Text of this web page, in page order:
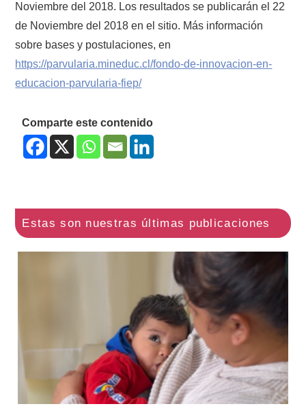
Noviembre del 2018. Los resultados se publicarán el 22
de Noviembre del 2018 en el sitio. Más información
sobre bases y postulaciones, en
https://parvularia.mineduc.cl/fondo-de-innovacion-en-
educacion-parvularia-fiep/
Comparte este contenido